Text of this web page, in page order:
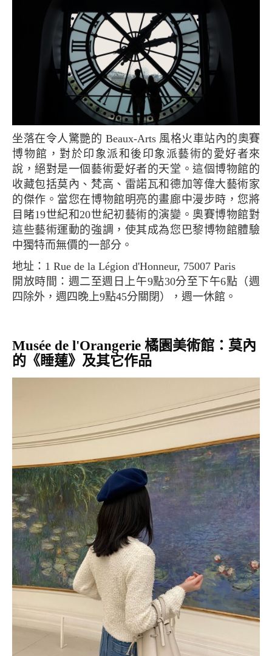
坐落在令人驚艷的 Beaux-Arts 風格火車站內的奧賽
博物館，對於印象派和後印象派藝術的愛好者來
說，絕對是一個藝術愛好者的天堂。這個博物館的
收藏包括莫內、梵高、雷諾瓦和德加等偉大藝術家
的傑作。當您在博物館明亮的畫廊中漫步時，您將
目睹19世紀和20世紀初藝術的演變。奧賽博物館對
這些藝術運動的強調，使其成為您巴黎博物館體驗
中獨特而無價的一部分。
地址：1 Rue de la Légion d'Honneur, 75007 Paris
開放時間：週二至週日上午9點30分至下午6點（週
四除外，週四晚上9點45分關閉），週一休館。
Musée de l'Orangerie 橘園美術館：莫內
的《睡蓮》及其它作品